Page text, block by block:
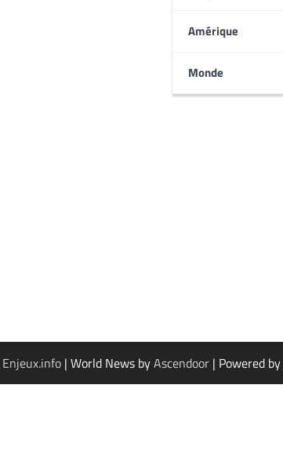
Amérique
Monde
Enjeux.info| World News byAscendoor| Powered by